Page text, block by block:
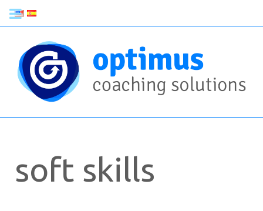
soft skills